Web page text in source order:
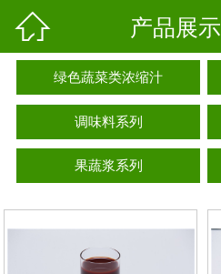
 产品展示
绿色蔬菜类浓缩汁
调味料系列
果蔬浆系列